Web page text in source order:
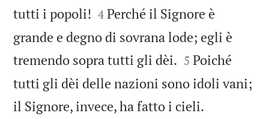
tutti i popoli! 

4 Perché il Signore è
grande e degno di sovrana lode; egli è
tremendo sopra tutti gli dèi. 

5 Poiché
tutti gli dèi delle nazioni sono idoli vani;
il Signore, invece, ha fatto i cieli.